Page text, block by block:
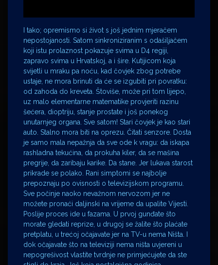
I tako; opremismo si život s još jednim mjeračem
nepostojanosti. Satom sinkroniziranim s odašiljačem
koji istu prolaznost pokazuje svima u D4 regiji,
zapravo svima u Hrvatskoj, a i šire. Kutijicom koja
svijetli u mraku pa noću, kad čovjek zbog potrebe
ustaje, ne mora brinuti da će se izgubiti pri povratku:
od zahoda do kreveta. Štoviše, može pri tom lijepo,
uz malo elementarne matematike provjeriti razinu
šećera, dioptriju, stanje prostate i još ponekog
unutarnjeg organa. Sve satom! Stari čovjek je kao stari
auto. Stalno mora biti na oprezu. Čitati senzore. Dosta
je samo mala nepažnja da sve ode k vragu: da iskapa
rashladna tekućina, da prokuha kiler, da se mašina
pregrije, da zaribaju karike. Da stane. Jer lukava starost
prikrade se polako. Rani simptomi se najbolje
prepoznaju po ovisnosti o televizijskom programu.
Sve počinje naoko nevažnom nervozom jer ne
možete pronaći daljinski na vrijeme da upalite Vijesti.
Poslije proces ide u fazama. U prvoj gunđate što
morate gledati reprize, u drugoj se žalite što plaćate
pretplatu, u trećoj očajavate jer na TV-u nema Ništa. I
dok očajavate što na televiziji nema ništa uvjereni u
nepogrešivost vlastite tvrdnje ne primjećujete da ste